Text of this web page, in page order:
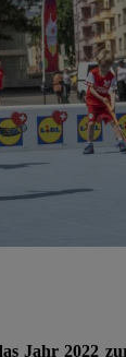
Jahr 2022